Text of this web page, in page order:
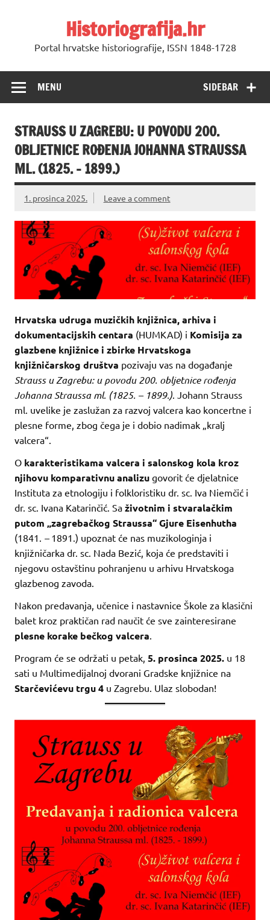
Historiografija.hr
Portal hrvatske historiografije, ISSN 1848-1728
SIDEBAR
MENU
STRAUSS U ZAGREBU: U POVODU 200.
OBLJETNICE ROĐENJA JOHANNA STRAUSSA
ML. (1825. – 1899.)
1. prosinca 2025. Leave a comment
Hrvatska udruga muzičkih knjižnica, arhiva i
dokumentacijskih centara (HUMKAD) i Komisija za
glazbene knjižnice i zbirke Hrvatskoga
knjižničarskog društva pozivaju vas na događanje
Strauss u Zagrebu: u povodu 200. obljetnice rođenja
Johanna Straussa ml. (1825. – 1899.). Johann Strauss
ml. uvelike je zaslužan za razvoj valcera kao koncertne i
plesne forme, zbog čega je i dobio nadimak „kralj
valcera“.
O karakteristikama valcera i salonskog kola kroz
njihovu komparativnu analizu govorit će djelatnice
Instituta za etnologiju i folkloristiku dr. sc. Iva Niemčić i
dr. sc. Ivana Katarinčić. Sa životnim i stvaralačkim
putom „zagrebačkog Straussa“ Gjure Eisenhutha
(1841. –1891.) upoznat će nas muzikologinja i
knjižničarka dr. sc. Nada Bezić, koja će predstaviti i
njegovu ostavštinu pohranjenu u arhivu Hrvatskoga
glazbenog zavoda.
Nakon predavanja, učenice i nastavnice Škole za klasični
balet kroz praktičan rad naučit će sve zainteresirane
plesne korake bečkog valcera.
Program će se održati u petak, 5. prosinca 2025. u 18
sati u Multimedijalnoj dvorani Gradske knjižnice na
Starčevićevu trgu 4 u Zagrebu. Ulaz slobodan!